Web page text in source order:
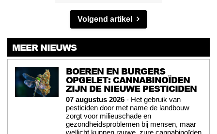
Volgend artikel
MEER NIEUWS
BOEREN EN BURGERS
OPGELET: CANNABINOÏDEN
ZIJN DE NIEUWE PESTICIDEN
07 augustus 2026 - Het gebruik van
pesticiden door met name de landbouw
zorgt voor milieuschade en
gezondheidsproblemen bij mensen, maar
wellicht kunnen rauwe, zure cannabinoïden